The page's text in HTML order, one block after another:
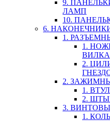
9.
ЛАМП
10.
6.
1.
1.
ВИЛКА
2.
2.
1.
2.
3.
1.